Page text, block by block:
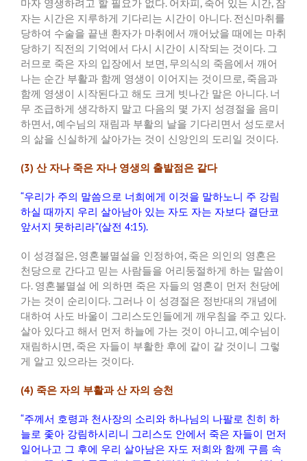
마자 영생하려고 할 필요가 없다. 어차피, 죽어 있는 시간, 잠
자는 시간은 지루하게 기다리는 시간이 아니다. 전신마취를
당하여 수술을 끝낸 환자가 마취에서 깨어났을 때에는 마취
당하기 직전의 기억에서 다시 시간이 시작되는 것이다. 그
러므로 죽은 자의 입장에서 보면, 무의식의 죽음에서 깨어
나는 순간 부활과 함께 영생이 이어지는 것이므로, 죽음과
함께 영생이 시작된다고 해도 크게 빗나간 말은 아니다. 너
무 조급하게 생각하지 말고 다음의 몇 가지 성경절을 음미
하면서, 예수님의 재림과 부활의 날을 기다리면서 성도로서
의 삶을 신실하게 살아가는 것이 신앙인의 도리일 것이다.
(3) 산 자나 죽은 자나 영생의 출발점은 같다
“우리가 주의 말씀으로 너희에게 이것을 말하노니 주 강림
하실 때까지 우리 살아남아 있는 자도 자는 자보다 결단코
앞서지 못하리라”(살전 4:15).
이 성경절은, 영혼불멸설을 인정하여, 죽은 의인의 영혼은
천당으로 간다고 믿는 사람들을 어리둥절하게 하는 말씀이
다. 영혼불멸설 에 의하면 죽은 자들의 영혼이 먼저 천당에
가는 것이 순리이다. 그러나 이 성경절은 정반대의 개념에
대하여 사도 바울이 그리스도인들에게 깨우침을 주고 있다.
살아 있다고 해서 먼저 하늘에 가는 것이 아니고, 예수님이
재림하시면, 죽은 자들이 부활한 후에 같이 갈 것이니 그렇
게 알고 있으라는 것이다.
(4) 죽은 자의 부활과 산 자의 승천
“주께서 호령과 천사장의 소리와 하나님의 나팔로 친히 하
늘로 좇아 강림하시리니 그리스도 안에서 죽은 자들이 먼저
일어나고 그 후에 우리 살아남은 자도 저희와 함께 구름 속